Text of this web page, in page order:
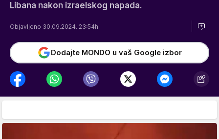
Libana nakon izraelskog napada.
Objavljeno 30.09.2024. 23:54h
Dodajte MONDO u vaš Google izbor